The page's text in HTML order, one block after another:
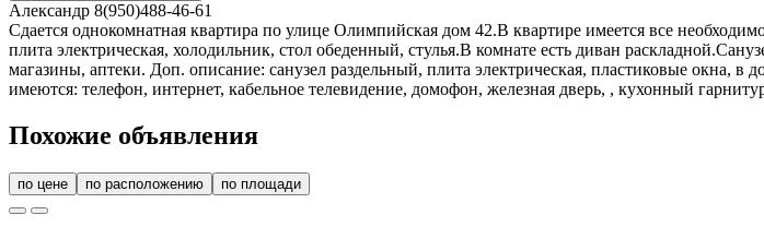
Александр 8(950)488-46-61
Сдается однокомнатная квартира по улице Олимпийская дом 42.В квартире имеется все
плита электрическая, холодильник, стол обеденный, стулья.В комнате есть диван
магазины, аптеки. Доп. описание: санузел раздельный, плита электрическая, пластиковые окна,
имеются: телефон, интернет, кабельное телевидение, домофон, железная дверь, , кухонный
Похожие объявления
по цене по расположению по площади